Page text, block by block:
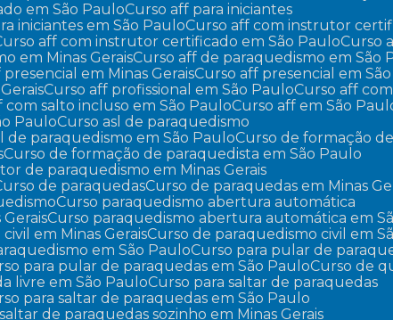
em São Paulo
Curso aff para iniciantes
iniciantes em São Paulo
Curso aff com instrutor
Curso aff com instrutor certificado em São Paulo
Curso
em Minas Gerais
Curso aff de paraquedismo em São
presencial em Minas Gerais
Curso aff presencial em
Curso aff profissional em São Paulo
Curso aff
com salto incluso em São Paulo Curso aff em São
Paulo
Curso asl de paraquedismo
de paraquedismo em São Paulo
Curso de formação
Curso de formação de paraquedista em São Paulo
de paraquedismo em Minas Gerais
Curso de paraquedas
Curso de paraquedas em Minas
Curso paraquedismo abertura automática
Curso paraquedismo abertura automática em
em Minas Gerais
Curso de paraquedismo civil em
em São Paulo
Curso para pular de
para pular de paraquedas em São Paulo
Curso de
livre em São Paulo
Curso para saltar de paraquedas
para saltar de paraquedas em São Paulo
saltar de paraquedas sozinho em Minas Gerais